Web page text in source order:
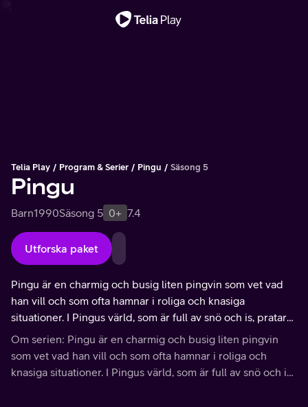
Telia Play Program & Serier Pingu Säsong 5
Pingu
Barn1990Säsong 5 0+ 7.4
Utforska paket
Pingu är en charmig och busig liten pingvin som vet vad
han vill och som ofta hamnar i roliga och knasiga
situationer. I Pingus värld, som är full av snö och is, pratar
man ”pingvinska” – ett språk som alla kan förstå!
Om serien: Pingu är en charmig och busig liten pingvin
som vet vad han vill och som ofta hamnar i roliga och
knasiga situationer. I Pingus värld, som är full av snö och is,